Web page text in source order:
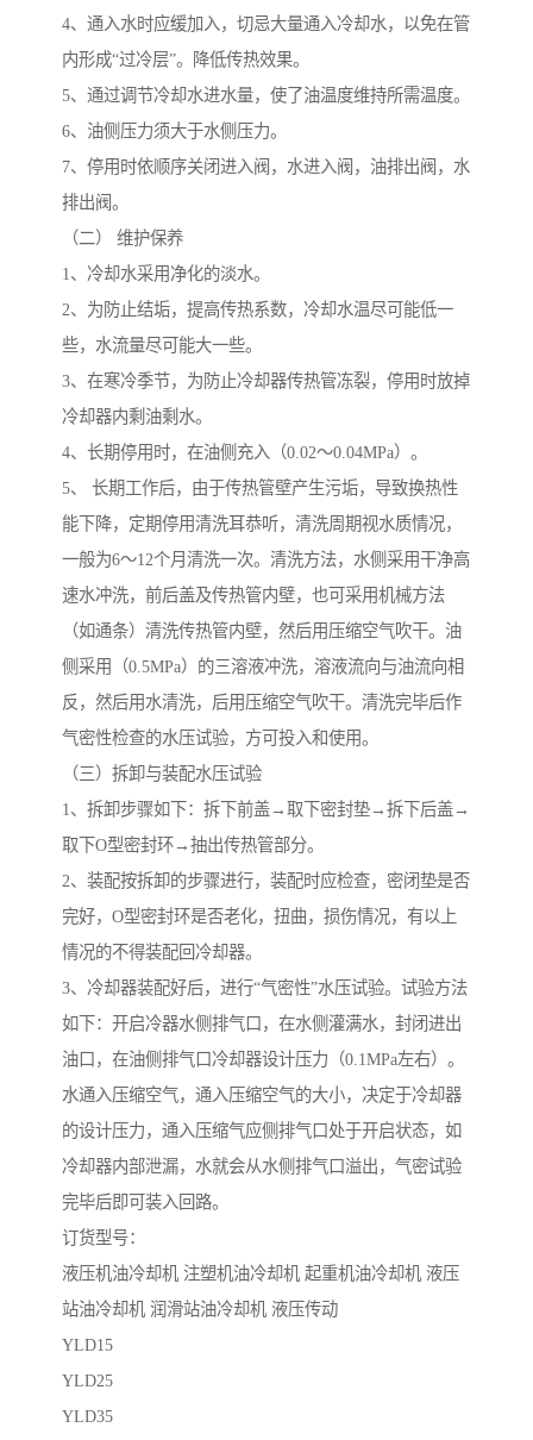
4、通入水时应缓加入，切忌大量通入冷却水，以免在管
内形成“过冷层”。降低传热效果。
5、通过调节冷却水进水量，使了油温度维持所需温度。
6、油侧压力须大于水侧压力。
7、停用时依顺序关闭进入阀，水进入阀，油排出阀，水
排出阀。
（二） 维护保养
1、冷却水采用净化的淡水。
2、为防止结垢，提高传热系数，冷却水温尽可能低一
些，水流量尽可能大一些。
3、在寒冷季节，为防止冷却器传热管冻裂，停用时放掉
冷却器内剩油剩水。
4、长期停用时，在油侧充入（0.02～0.04MPa）。
5、 长期工作后，由于传热管壁产生污垢，导致换热性
能下降，定期停用清洗耳恭听，清洗周期视水质情况，
一般为6～12个月清洗一次。清洗方法，水侧采用干净高
速水冲洗，前后盖及传热管内壁，也可采用机械方法
（如通条）清洗传热管内壁，然后用压缩空气吹干。油
侧采用（0.5MPa）的三溶液冲洗，溶液流向与油流向相
反，然后用水清洗，后用压缩空气吹干。清洗完毕后作
气密性检查的水压试验，方可投入和使用。
（三）拆卸与装配水压试验
1、拆卸步骤如下：拆下前盖→取下密封垫→拆下后盖→
取下O型密封环→抽出传热管部分。
2、装配按拆卸的步骤进行，装配时应检查，密闭垫是否
完好，O型密封环是否老化，扭曲，损伤情况，有以上
情况的不得装配回冷却器。
3、冷却器装配好后，进行“气密性”水压试验。试验方法
如下：开启冷器水侧排气口，在水侧灌满水，封闭进出
油口，在油侧排气口冷却器设计压力（0.1MPa左右）。
水通入压缩空气，通入压缩空气的大小，决定于冷却器
的设计压力，通入压缩气应侧排气口处于开启状态，如
冷却器内部泄漏，水就会从水侧排气口溢出，气密试验
完毕后即可装入回路。
订货型号：
液压机油冷却机 注塑机油冷却机 起重机油冷却机 液压
站油冷却机 润滑站油冷却机 液压传动
YLD15
YLD25
YLD35